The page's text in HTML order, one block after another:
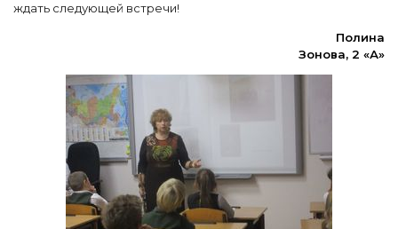
ждать следующей встречи!
Полина
Зонова, 2 «А»